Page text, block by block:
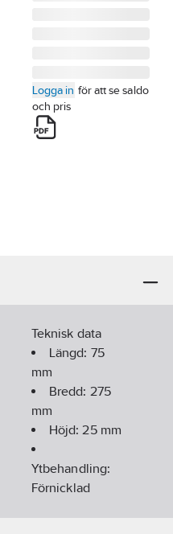
Logga in för att se saldo
och pris
Teknisk data
Längd: 75
mm
Bredd: 275
mm
Höjd:25mm
Ytbehandling:
Förnicklad